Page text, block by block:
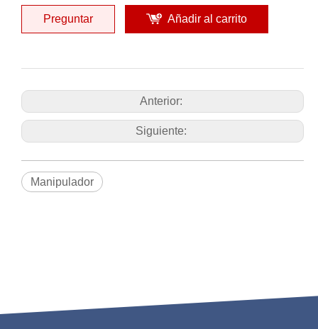
Preguntar Añadir al carrito
Anterior:
Siguiente:
Manipulador